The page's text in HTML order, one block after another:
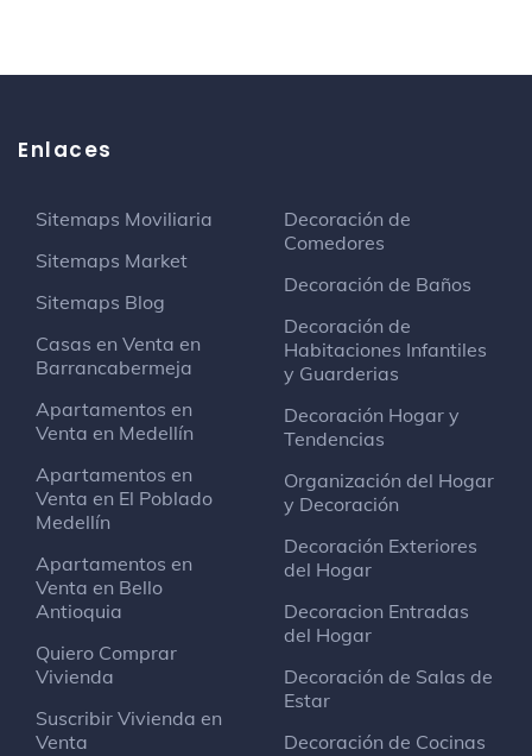
Campo de fútbol
comics pizza
Pizzería
Restaurante
parque de la vida
Cancha 1 De Mayo
Campo de fútbol
Expertos En Obra Blanca
Fábrica
Enlaces
Sitemaps Moviliaria
Sitemaps Market
Sitemaps Blog
Casas en Venta en
Barrancabermeja
Apartamentos en
Venta en Medellín
Apartamentos en
Venta en El Poblado
Medellín
Apartamentos en
Venta en Bello
Antioquia
Quiero Comprar
Vivienda
Suscribir Vivienda en
Venta
Decoración de
Comedores
Decoración de Baños
Decoración de
Habitaciones Infantiles
y Guarderias
Decoración Hogar y
Tendencias
Organización del Hogar
y Decoración
Decoración Exteriores
del Hogar
Decoracion Entradas
del Hogar
Decoración de Salas de
Estar
Decoración de Cocinas